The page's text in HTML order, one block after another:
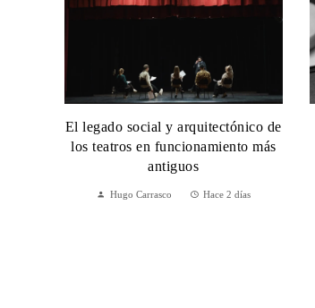
El legado social y arquitectónico de
los teatros en funcionamiento más
antiguos
Hugo Carrasco Hace 2 días